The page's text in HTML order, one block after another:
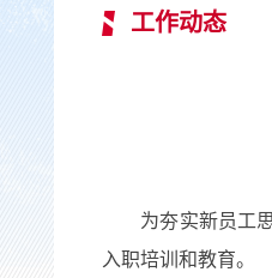
工作动态
为夯实新员工思
入职培训和教育。